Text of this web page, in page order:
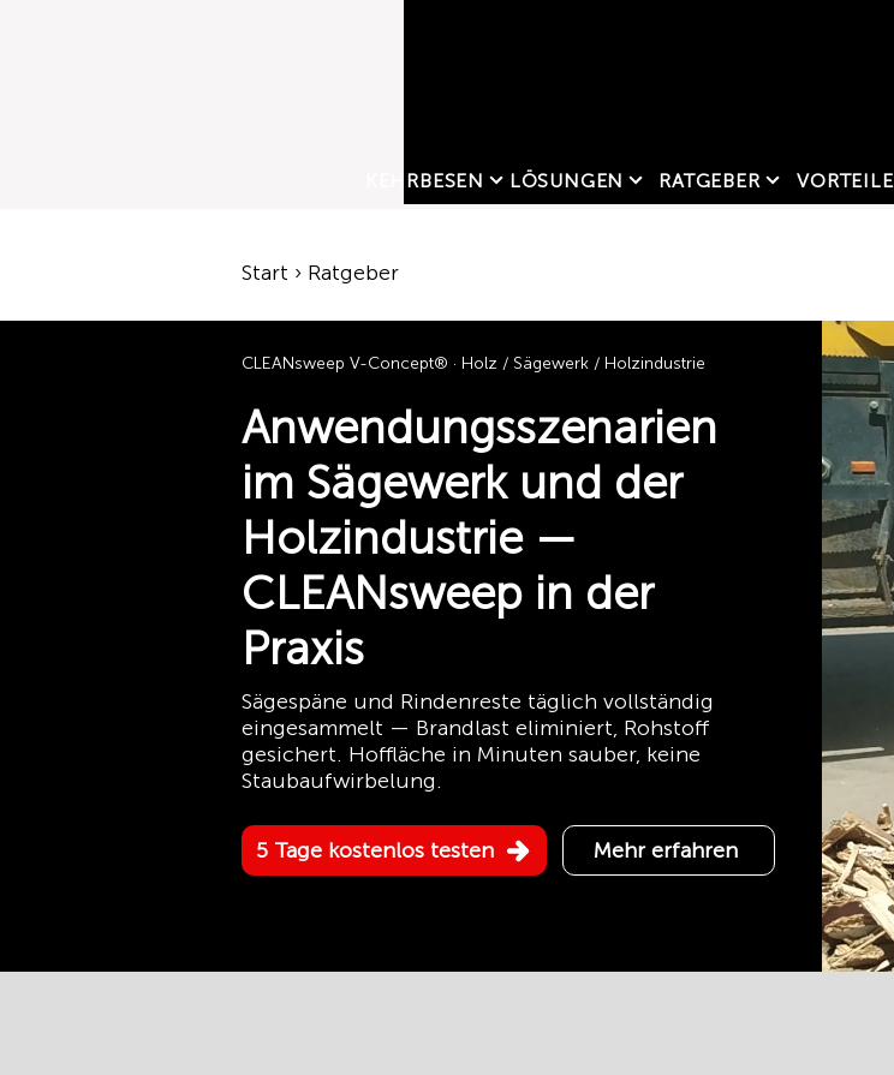
KEHRBESEN LÖSUNGEN RATGEBER VORTEILE
Start › Ratgeber
CLEANsweep V-Concept® · Holz / Sägewerk / Holzindustrie
Anwendungsszenarien
im Sägewerk und der
Holzindustrie —
CLEANsweep in der
Praxis
Sägespäne und Rindenreste täglich vollständig
eingesammelt — Brandlast eliminiert, Rohstoff
gesichert. Hoffläche in Minuten sauber, keine
Staubaufwirbelung.
5 Tage kostenlos testen Mehr erfahren